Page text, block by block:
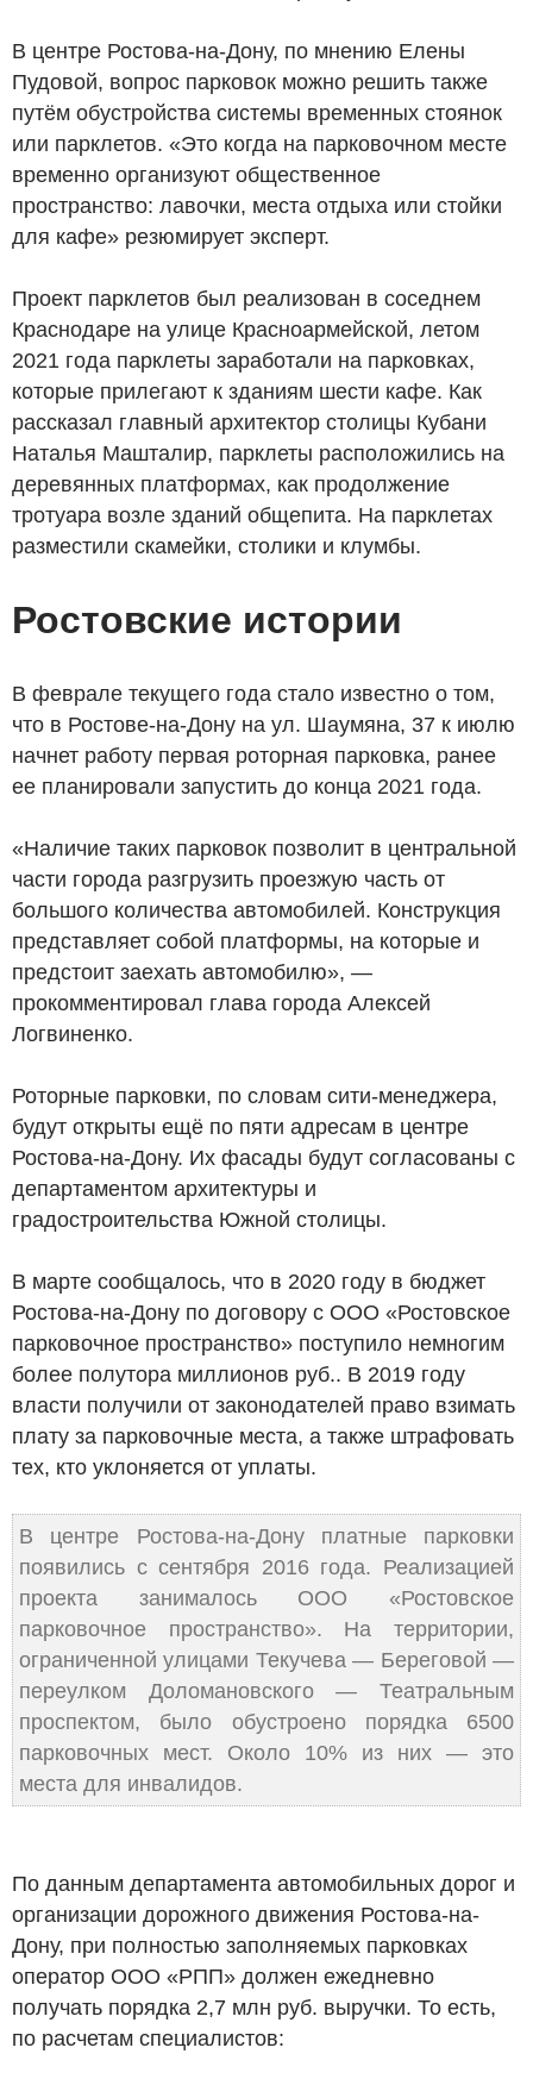
В центре Ростова-на-Дону, по мнению Елены
Пудовой, вопрос парковок можно решить также
путём обустройства системы временных стоянок
или парклетов. «Это когда на парковочном месте
временно организуют общественное
пространство: лавочки, места отдыха или стойки
для кафе» резюмирует эксперт.
Проект парклетов был реализован в соседнем
Краснодаре на улице Красноармейской, летом
2021 года парклеты заработали на парковках,
которые прилегают к зданиям шести кафе. Как
рассказал главный архитектор столицы Кубани
Наталья Машталир, парклеты расположились на
деревянных платформах, как продолжение
тротуара возле зданий общепита. На парклетах
разместили скамейки, столики и клумбы.
Ростовские истории
В феврале текущего года стало известно о том,
что в Ростове-на-Дону на ул. Шаумяна, 37 к июлю
начнет работу первая роторная парковка, ранее
ее планировали запустить до конца 2021 года.
«Наличие таких парковок позволит в центральной
части города разгрузить проезжую часть от
большого количества автомобилей. Конструкция
представляет собой платформы, на которые и
предстоит заехать автомобилю», —
прокомментировал глава города Алексей
Логвиненко.
Роторные парковки, по словам сити-менеджера,
будут открыты ещё по пяти адресам в центре
Ростова-на-Дону. Их фасады будут согласованы с
департаментом архитектуры и
градостроительства Южной столицы.
В марте сообщалось, что в 2020 году в бюджет
Ростова-на-Дону по договору с ООО «Ростовское
парковочное пространство» поступило немногим
более полутора миллионов руб.. В 2019 году
власти получили от законодателей право взимать
плату за парковочные места, а также штрафовать
тех, кто уклоняется от уплаты.
В центре Ростова-на-Дону платные парковки
появились с сентября 2016 года. Реализацией
проекта занималось ООО «Ростовское
парковочное пространство». На территории,
ограниченной улицами Текучева — Береговой —
переулком Доломановского — Театральным
проспектом, было обустроено порядка 6500
парковочных мест. Около 10% из них — это
места для инвалидов.
По данным департамента автомобильных дорог и
организации дорожного движения Ростова-на-
Дону, при полностью заполняемых парковках
оператор ООО «РПП» должен ежедневно
получать порядка 2,7 млн руб. выручки. То есть,
по расчетам специалистов: